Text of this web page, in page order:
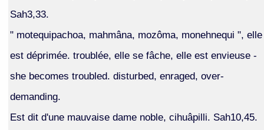
Sah3,33.
" motequipachoa, mahmâna, mozôma, monehnequi ", elle
est déprimée. troublée, elle se fâche, elle est envieuse -
she becomes troubled. disturbed, enraged, over-
demanding.
Est dit d'une mauvaise dame noble, cihuâpilli. Sah10,45.